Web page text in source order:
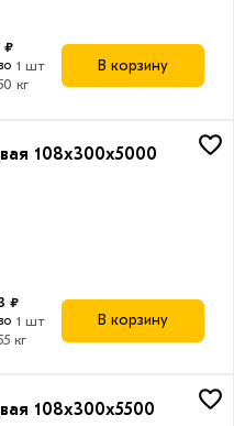
₽
1 шт
кг
В корзину
108х300х5000
₽
1 шт
кг
В корзину
108х300х5500